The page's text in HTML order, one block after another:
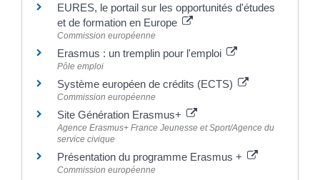
EURES, le portail sur les opportunités d'études
et de formation en Europe
Commission européenne
Erasmus : un tremplin pour l'emploi
Pôle emploi
Système européen de crédits (ECTS)
Commission européenne
Site Génération Erasmus+
Agence Erasmus+ France Jeunesse et Sport/Agence du
service civique
Présentation du programme Erasmus +
Commission européenne